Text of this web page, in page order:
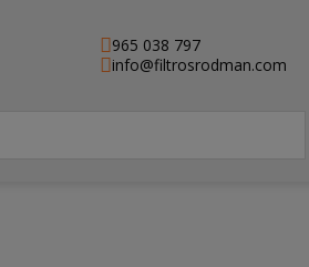
965 038 797
info@filtrosrodman.com